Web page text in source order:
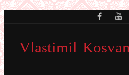
Vlastimil